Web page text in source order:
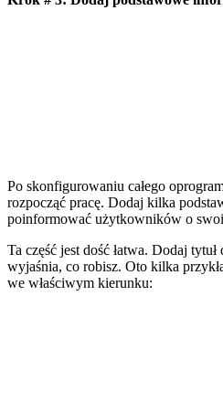
Po skonfigurowaniu całego
rozpocząć pracę. Dodaj kilka
poinformować użytkowników o
Ta część jest dość łatwa. Dodaj
wyjaśnia, co robisz. Oto kilka
we właściwym kierunku: